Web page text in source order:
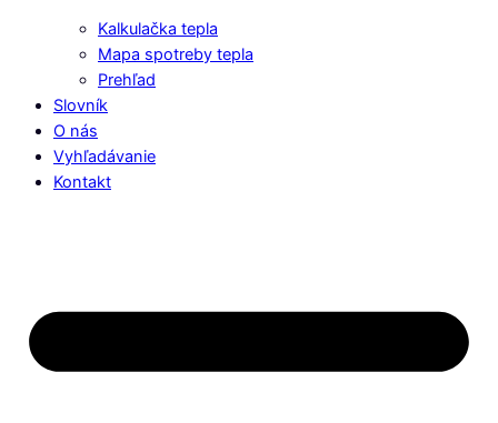
Kalkulačka tepla
Mapa spotreby tepla
Prehľad
Slovník
O nás
Vyhľadávanie
Kontakt